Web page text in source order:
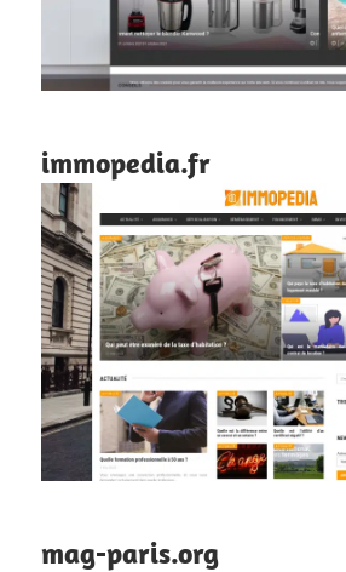
immopedia.fr
mag-paris.org